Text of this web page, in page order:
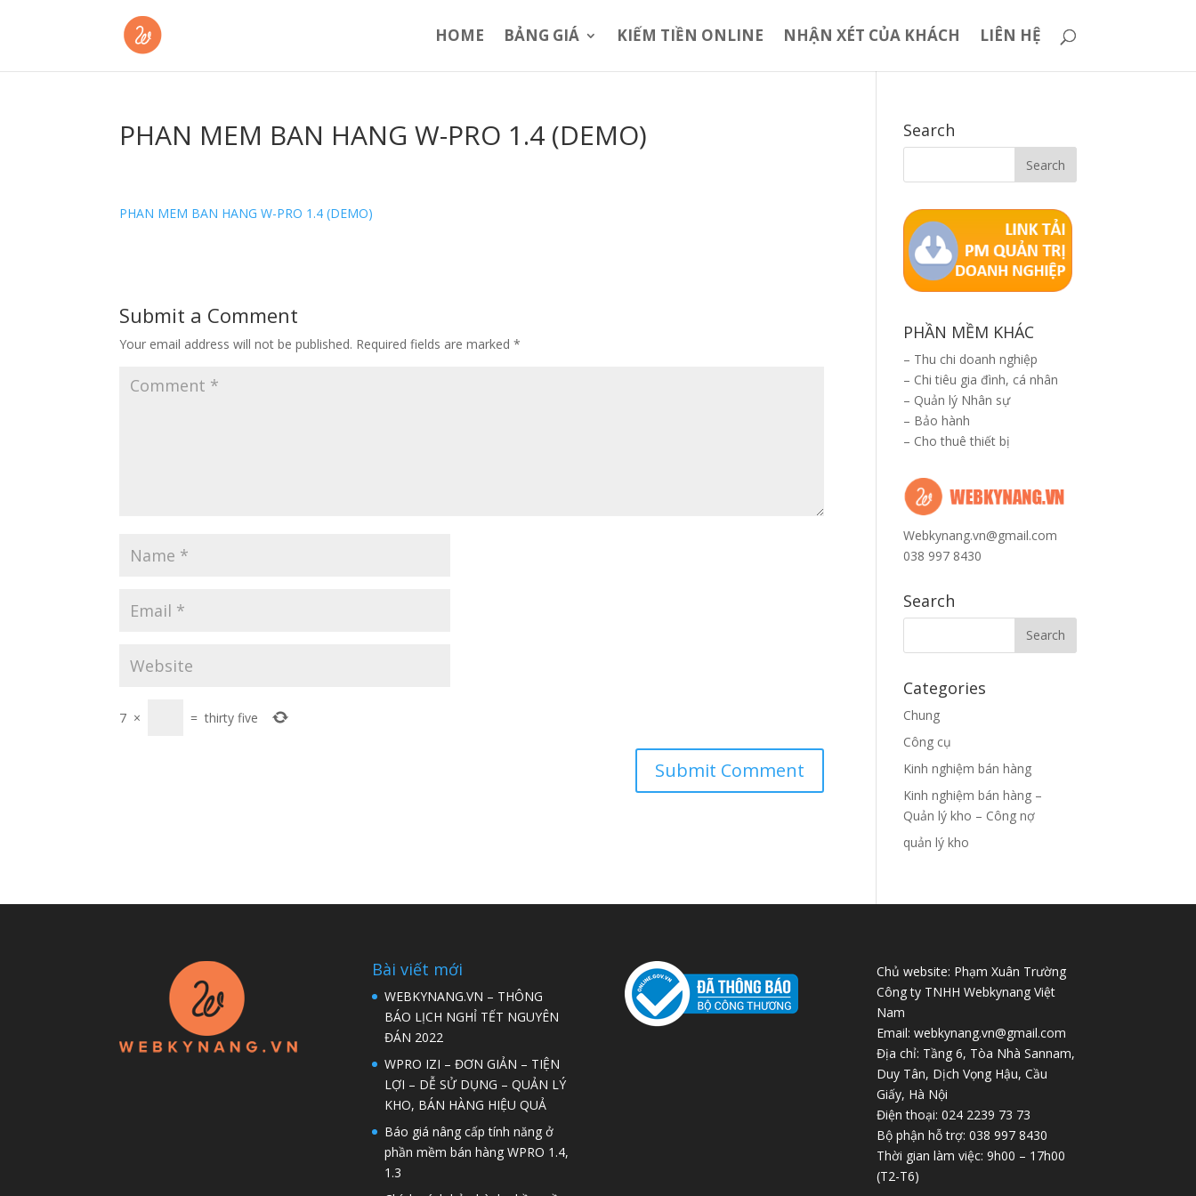
HOME BẢNG GIÁ KIẾM TIỀN ONLINE NHẬN XÉT CỦA KHÁCH LIÊN HỆ
PHAN MEM BAN HANG W-PRO 1.4 (DEMO)
PHAN MEM BAN HANG W-PRO 1.4 (DEMO)
Submit a Comment
Your email address will not be published. Required fields are marked*
7 × = thirty five
Search
PHẦN MỀM KHÁC
– Thu chi doanh nghiệp
– Chi tiêu gia đình, cá nhân
– Quản lý Nhân sự
– Bảo hành
– Cho thuê thiết bị
Webkynang.vn@gmail.com
038 997 8430
Search
Categories
Chung
Công cụ
Kinh nghiệm bán hàng
Kinh nghiệm bán hàng –
Quản lý kho – Công nợ
quản lý kho
Bài viết mới
WEBKYNANG.VN – THÔNG
BÁO LỊCH NGHỈ TẾT NGUYÊN
ĐÁN 2022
WPRO IZI – ĐƠN GIẢN – TIỆN
LỢI – DỄ SỬ DỤNG – QUẢN LÝ
KHO, BÁN HÀNG HIỆU QUẢ
Báo giá nâng cấp tính năng ở
phần mềm bán hàng WPRO 1.4,
1.3
Chủ website: Phạm Xuân Trường
Công ty TNHH Webkynang Việt
Nam
Email: webkynang.vn@gmail.com
Địa chỉ: Tầng 6, Tòa Nhà Sannam,
Duy Tân, Dịch Vọng Hậu, Cầu
Giấy, Hà Nội
Điện thoại: 024 2239 73 73
Bộ phận hỗ trợ: 038 997 8430
Thời gian làm việc: 9h00 – 17h00
(T2-T6)